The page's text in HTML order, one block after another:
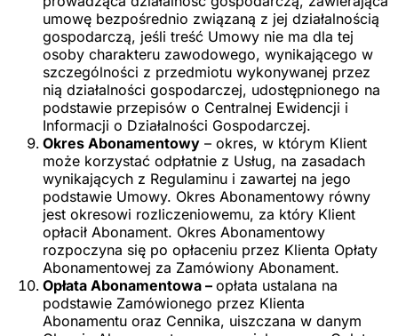
umowę bezpośrednio związaną z jej działalnością
gospodarczą, jeśli treść Umowy nie ma dla tej
osoby charakteru zawodowego, wynikającego w
szczególności z przedmiotu wykonywanej przez
nią działalności gospodarczej, udostępnionego na
podstawie przepisów o Centralnej Ewidencji i
Informacji o Działalności Gospodarczej.
Okres Abonamentowy – okres, w którym Klient
może korzystać odpłatnie z Usług, na zasadach
wynikających z Regulaminu i zawartej na jego
podstawie Umowy. Okres Abonamentowy równy
jest okresowi rozliczeniowemu, za który Klient
opłacił Abonament. Okres Abonamentowy
rozpoczyna się po opłaceniu przez Klienta Opłaty
Abonamentowej za Zamówiony Abonament.
Opłata Abonamentowa – opłata ustalana na
podstawie Zamówionego przez Klienta
Abonamentu oraz Cennika, uiszczana w danym